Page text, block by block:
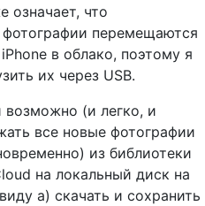
означает, что
перемещаются
в облако, поэтому я
их через USB.
возможно (и легко, и
все новые фотографии
из библиотеки
на локальный диск на
а) скачать и сохранить